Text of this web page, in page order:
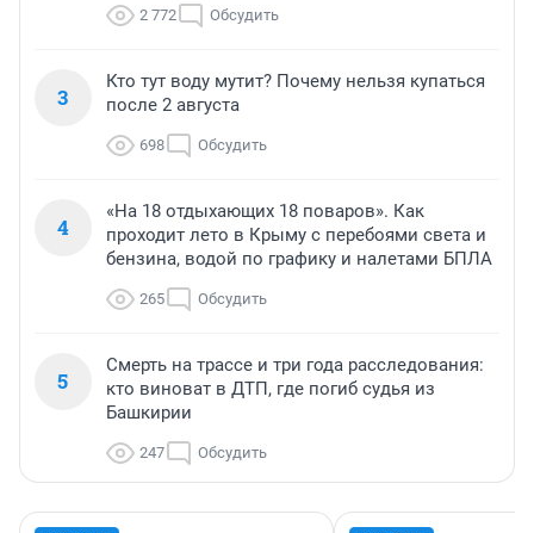
2 772 Обсудить
3
Кто тут воду мутит? Почему нельзя купаться
после 2 августа
698 Обсудить
4
«На 18 отдыхающих 18 поваров». Как
проходит лето в Крыму с перебоями света и
бензина, водой по графику и налетами БПЛА
265 Обсудить
5
Смерть на трассе и три года расследования:
кто виноват в ДТП, где погиб судья из
Башкирии
247 Обсудить